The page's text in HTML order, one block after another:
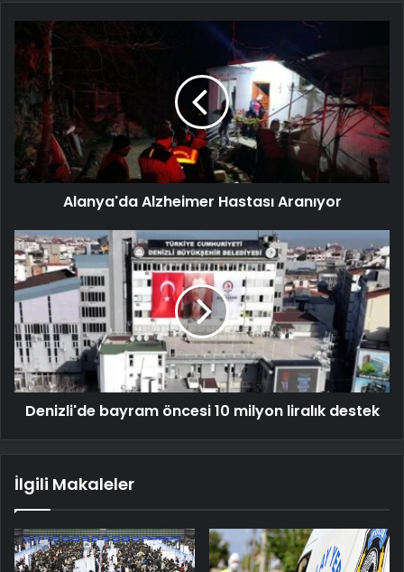
Alanya'da Alzheimer Hastası Aranıyor
Denizli'de bayram öncesi 10 milyon liralık destek
İlgili Makaleler